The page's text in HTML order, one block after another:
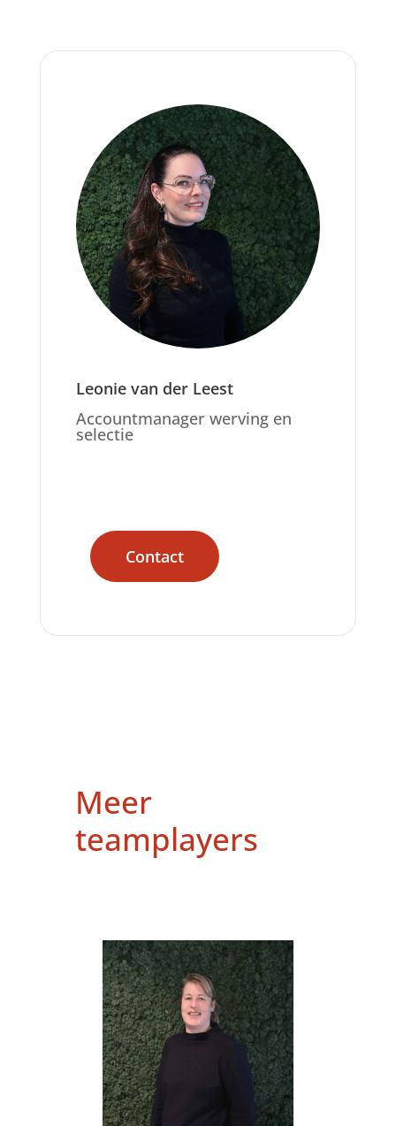
Leonie van der Leest
Accountmanager werving en
selectie
Contact
Meer
teamplayers